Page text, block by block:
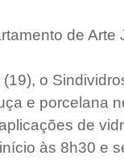
de Arte
o
e porcelana
de
às 8h30 e